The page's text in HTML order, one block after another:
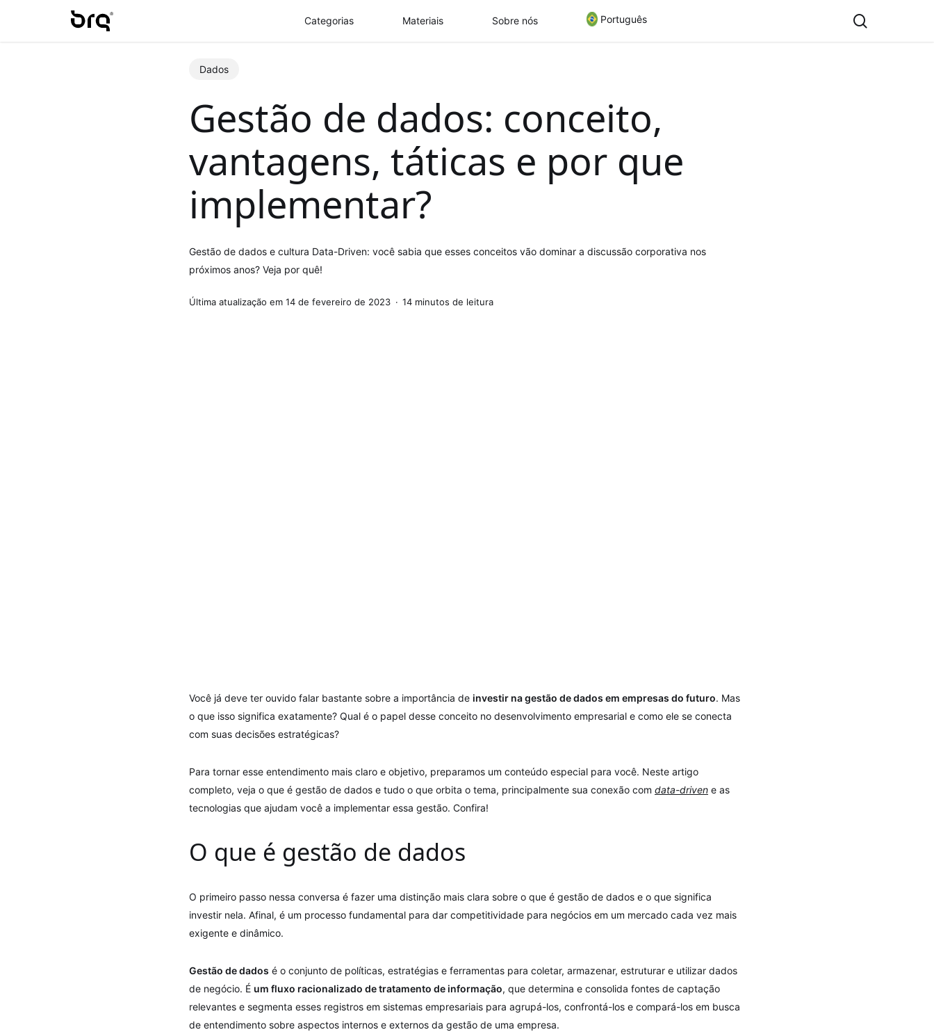
Categorias Materiais Sobre nós Português
Dados
Gestão de dados: conceito,
vantagens, táticas e por que
implementar?
Gestão de dados e cultura Data-Driven: você sabia que esses conceitos vão dominar a discussão corporativa nos
próximos anos? Veja por quê!
Última atualização em 14 de fevereiro de 2023 14 minutos de leitura
Você já deve ter ouvido falar bastante sobre a importância de investir na gestão de dados em empresas do futuro. Mas
o que isso significa exatamente? Qual é o papel desse conceito no desenvolvimento empresarial e como ele se conecta
com suas decisões estratégicas?
Para tornar esse entendimento mais claro e objetivo, preparamos um conteúdo especial para você. Neste artigo
completo, veja o que é gestão de dados e tudo o que orbita o tema, principalmente sua conexão com data-driven e as
tecnologias que ajudam você a implementar essa gestão. Confira!
O que é gestão de dados
O primeiro passo nessa conversa é fazer uma distinção mais clara sobre o que é gestão de dados e o que significa
investir nela. Afinal, é um processo fundamental para dar competitividade para negócios em um mercado cada vez mais
exigente e dinâmico.
Gestão de dados é o conjunto de políticas, estratégias e ferramentas para coletar, armazenar, estruturar e utilizar dados
de negócio. É um fluxo racionalizado de tratamento de informação, que determina e consolida fontes de captação
relevantes e segmenta esses registros em sistemas empresariais para agrupá-los, confrontá-los e compará-los em busca
de entendimento sobre aspectos internos e externos da gestão de uma empresa.